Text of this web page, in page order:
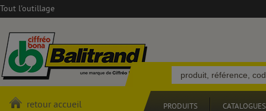
Tout l'outillage
retour accueil PRODUITS CATALOGUES